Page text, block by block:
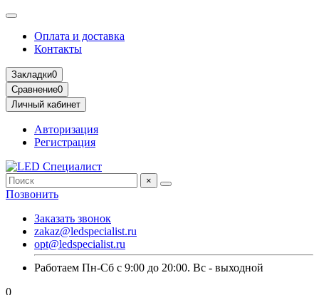
Оплата и доставка
Контакты
Закладки0
Сравнение0
Личный кабинет
Авторизация
Регистрация
×
Позвонить
Заказать звонок
zakaz@ledspecialist.ru
opt@ledspecialist.ru
Работаем Пн-Сб с 9:00 до 20:00. Вс - выходной
0